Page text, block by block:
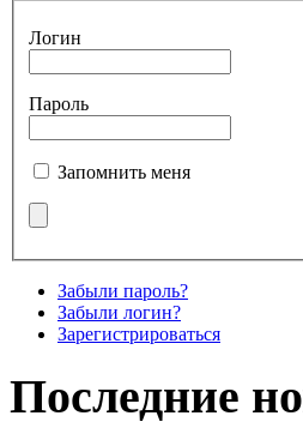
Логин
Пароль
Запомнить меня
Забыли пароль?
Забыли логин?
Зарегистрироваться
Последние